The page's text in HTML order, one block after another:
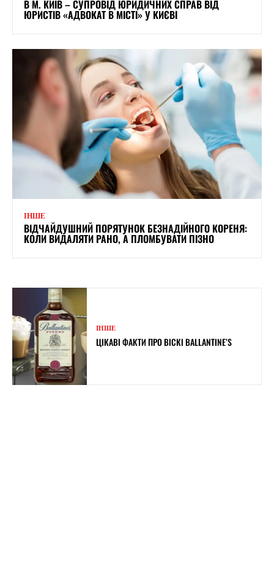
В М. КИЇВ – СУПРОВІД ЮРИДИЧНИХ СПРАВ ВІД
ЮРИСТІВ «АДВОКАТ В МІСТІ» У КИЄВІ
ІНШЕ
ВІДЧАЙДУШНИЙ ПОРЯТУНОК БЕЗНАДІЙНОГО КОРЕНЯ:
КОЛИ ВИДАЛЯТИ РАНО, А ПЛОМБУВАТИ ПІЗНО
ІНШЕ
ЦІКАВІ ФАКТИ ПРО ВІСКІ BALLANTINE’S